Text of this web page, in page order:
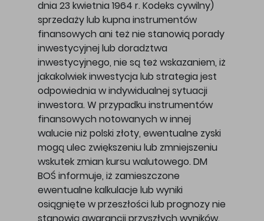
dnia 23 kwietnia 1964 r. Kodeks cywilny)
sprzedaży lub kupna instrumentów
finansowych ani też nie stanowią porady
inwestycyjnej lub doradztwa
inwestycyjnego, nie są też wskazaniem, iż
jakakolwiek inwestycja lub strategia jest
odpowiednia w indywidualnej sytuacji
inwestora. W przypadku instrumentów
finansowych notowanych w innej
walucie niż polski złoty, ewentualne zyski
mogą ulec zwiększeniu lub zmniejszeniu
wskutek zmian kursu walutowego. DM
BOŚ informuje, iż zamieszczone
ewentualne kalkulacje lub wyniki
osiągnięte w przeszłości lub prognozy nie